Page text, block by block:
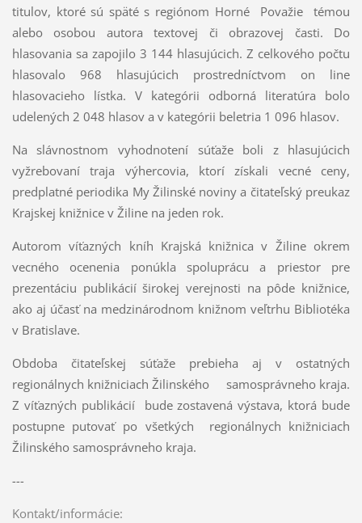
titulov, ktoré sú späté s regiónom Horné Považie témou
alebo osobou autora textovej či obrazovej časti. Do
hlasovania sa zapojilo 3 144 hlasujúcich. Z celkového počtu
hlasovalo 968 hlasujúcich prostredníctvom on line
hlasovacieho lístka. V kategórii odborná literatúra bolo
udelených 2 048 hlasov a v kategórii beletria 1 096 hlasov.
Na slávnostnom vyhodnotení súťaže boli z hlasujúcich
vyžrebovaní traja výhercovia, ktorí získali vecné ceny,
predplatné periodika My Žilinské noviny a čitateľský preukaz
Krajskej knižnice v Žiline na jeden rok.
Autorom víťazných kníh Krajská knižnica v Žiline okrem
vecného ocenenia ponúkla spoluprácu a priestor pre
prezentáciu publikácií širokej verejnosti na pôde knižnice,
ako aj účasť na medzinárodnom knižnom veľtrhu Bibliotéka
v Bratislave.
Obdoba čitateľskej súťaže prebieha aj v ostatných
regionálnych knižniciach Žilinského samosprávneho kraja.
Z víťazných publikácií bude zostavená výstava, ktorá bude
postupne putovať po všetkých regionálnych knižniciach
Žilinského samosprávneho kraja.
---
Kontakt/informácie: